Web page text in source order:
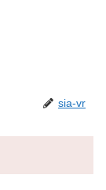
sia-vr